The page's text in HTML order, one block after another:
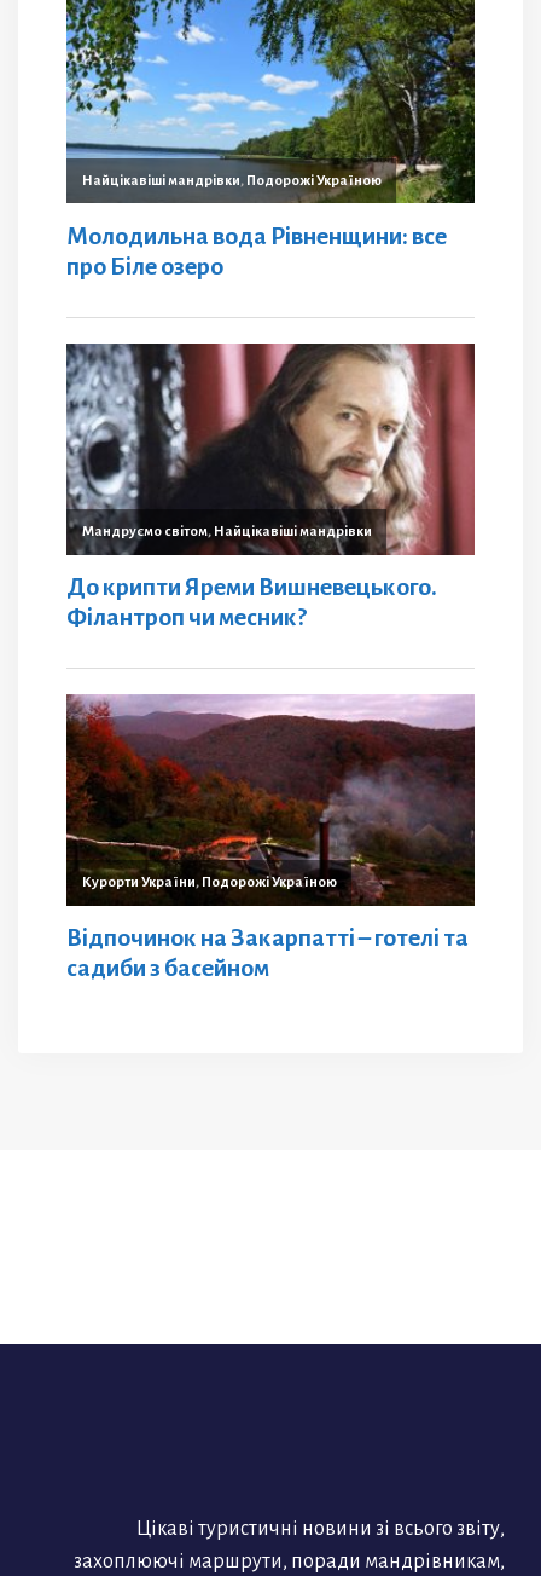
Цікаві туристичні новини зі всього звіту,
захоплюючі маршрути, поради мандрівникам,